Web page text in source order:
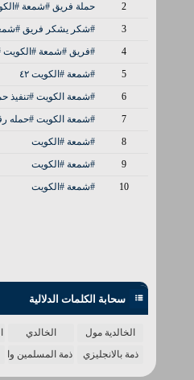
2
حملة فريق #شمعة
3
#شكر يشكر فريق #شمعة
4
#فريق #شمعة #الكويت #الحملة رقم٤٣
5
#شمعة #الكويت ٤٢
6
#شمعة الكويت #تنفيذ
7
#شمعة الكويت #حمله رقم ٣٦. تم توزيع ٢١٦ اسره وهي جميع الأسر الاجئة في مخيم
8
#شمعة #الكويت
9
#شمعة #الكويت
10
#شمعة #الكويت
سحابة الكلمات الدلالية
الخالدية مول الخالدي
ذمة بالانجليزي
ذمة المسلمين